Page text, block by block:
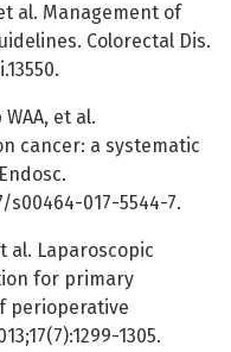
al. Management of
Colorectal Dis.
et al.
cancer: a systematic
s00464-017-5544-7.
al. Laparoscopic
for primary
perioperative
1305.